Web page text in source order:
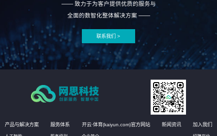
—— 致力于为客户提供优质的服务与
全面的数智化整体解决方案 ——
联系我们 >
产品与解决方案 服务体系 开云·体育(kaiyun.com)官方网站 新闻资讯 加入我们